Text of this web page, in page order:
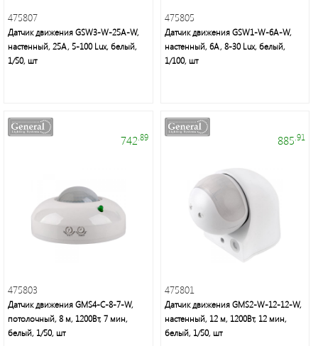
Светильники
Downlight
Ночники
Мелкая
бытовая
техника
475807
Датчик движения GSW3-W-25A-W,
настенный, 25А, 5-100 Lux, белый,
1/50, шт
475805
Датчик движения GSW1-W-6A-W,
настенный, 6А, 8-30 Lux, белый,
1/100, шт
742 .89
475803
Датчик движения GMS4-C-8-7-W,
потолочный, 8 м, 1200Вт, 7 мин,
белый, 1/50, шт
885 .91
475801
Датчик движения GMS2-W-12-12-W,
настенный, 12 м, 1200Вт, 12 мин,
белый, 1/50, шт